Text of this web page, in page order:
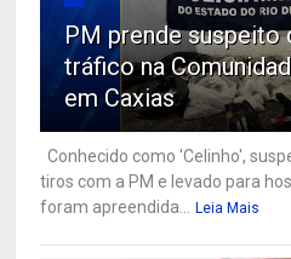
PM prende suspeito
tráfico na
em Caxias
Conhecido como 'Celinho',
tiros com a PM e levado para
foram apreendida...
Leia Mais